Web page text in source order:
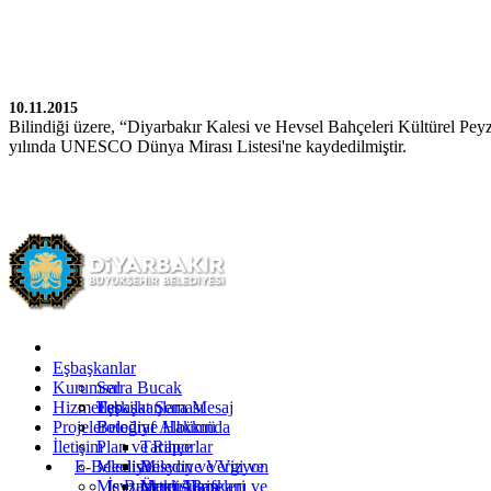
10.11.2015
Bilindiği üzere, “Diyarbakır Kalesi ve Hevsel Bahçeleri Kültürel
yılında UNESCO Dünya Mirası Listesi'ne kaydedilmiştir.
Eşbaşkanlar
Serra Bucak
Eşbaşkanlara Mesaj
Fotoğraf Albümü
Kurumsal
Teşkilat Şeması
Belediye Hakkında
Tarihçe
Misyon ve Vizyon
Yetki Alanı
Plan ve Raporlar
Belediye Vergi ve
Ücret Tarifeleri
Meclis
Meclis Başkanı ve
Mevzuat
Hizmetler
Projeler
İletişim
E-Belediye
İş Başvurusu